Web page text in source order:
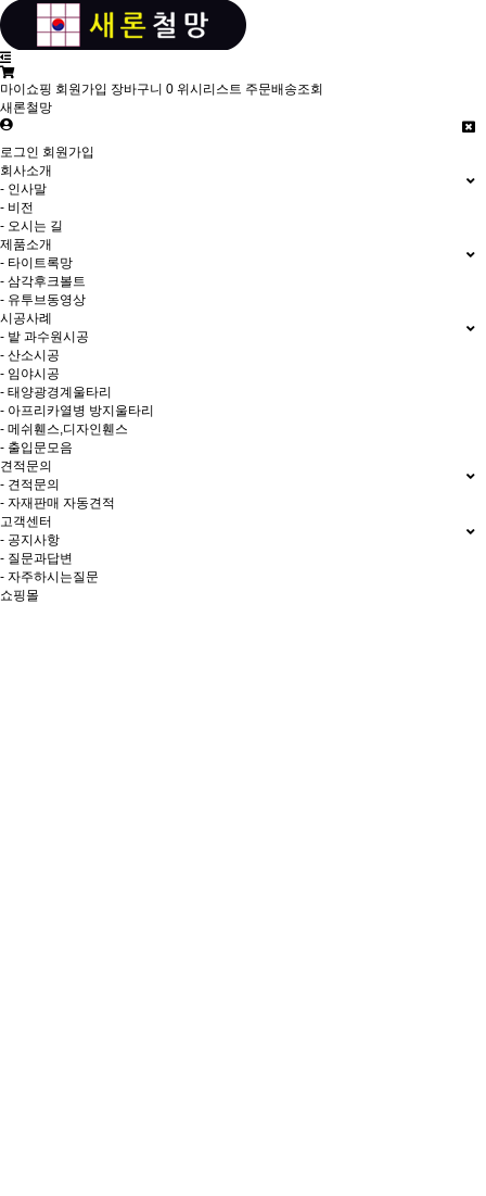
마이쇼핑 회원가입 장바구니 0 위시리스트 주문배송조회
새론철망
로그인 회원가입
회사소개
- 인사말
- 비전
- 오시는 길
제품소개
- 타이트록망
- 삼각후크볼트
- 유투브동영상
시공사례
- 밭 과수원시공
- 산소시공
- 임야시공
- 태양광경계울타리
- 아프리카열병 방지울타리
- 메쉬휀스,디자인휀스
- 출입문모음
견적문의
- 견적문의
- 자재판매 자동견적
고객센터
- 공지사항
- 질문과답변
- 자주하시는질문
쇼핑몰